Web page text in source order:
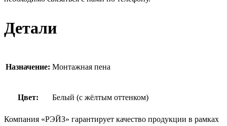
Детали
Назначение: Монтажная пена
Цвет: Белый (с жёлтым оттенком)
Компания «РЭЙЗ» гарантирует качество продукции в рамках